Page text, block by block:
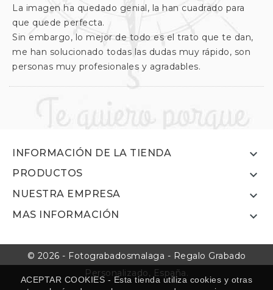
La imagen ha quedado genial, la han cuadrado para
que quede perfecta.
Sin embargo, lo mejor de todo es el trato que te dan,
me han solucionado todas las dudas muy rápido, son
personas muy profesionales y agradables.
INFORMACIÓN DE LA TIENDA 
PRODUCTOS 
NUESTRA EMPRESA 
MAS INFORMACIÓN 
ACEPTAR COOKIES - Esta tienda utiliza cookies y otras
© 2026 - Fotograbadosmalaga - Regalo Grabado
Personalizado, España.